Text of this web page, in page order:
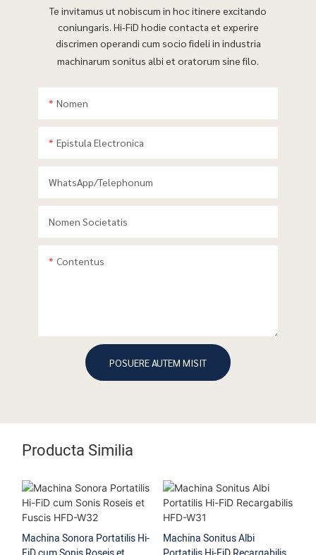
Te invitamus ut nobiscum in hoc itinere excitando
coniungaris. Hi-FiD hodie contacta et experire
discrimen operandi cum socio fideli in industria
machinarum sonitus albi et oratorum sine filo.
Nomen
Epistula Electronica
WhatsApp/telephonum
Nomen Societatis
Contentus
POSUERE AUTEM MISIT
Producta Similia
Machina Sonora Portatilis Hi-
Machina Sonitus Albi